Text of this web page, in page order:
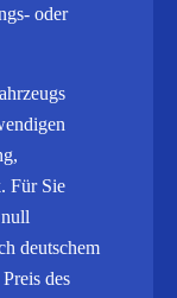
oder
Für Sie
deutschem
des